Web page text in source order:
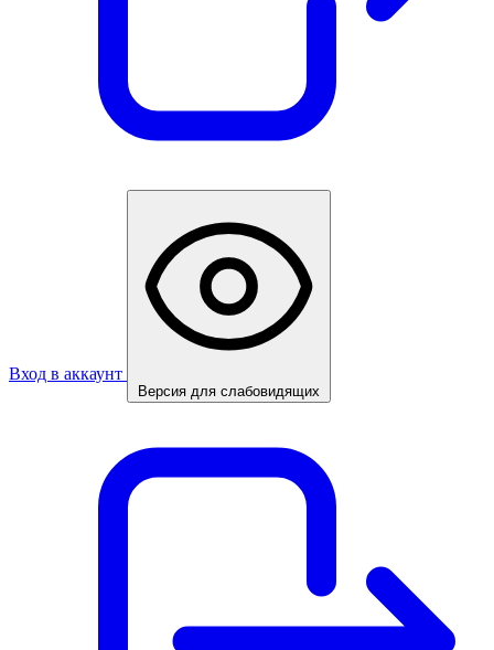
Вход в аккаунт
Версия для слабовидящих